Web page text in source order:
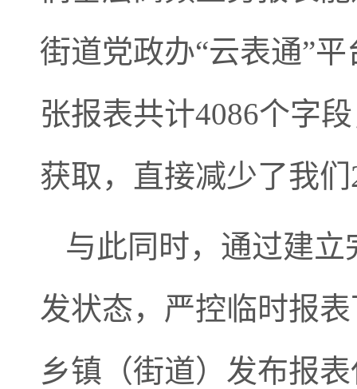
街道党政办“云表通”
张报表共计4086个字
获取，直接减少了我
与此同时，通过建
发状态，严控临时报
乡镇（街道）发布报